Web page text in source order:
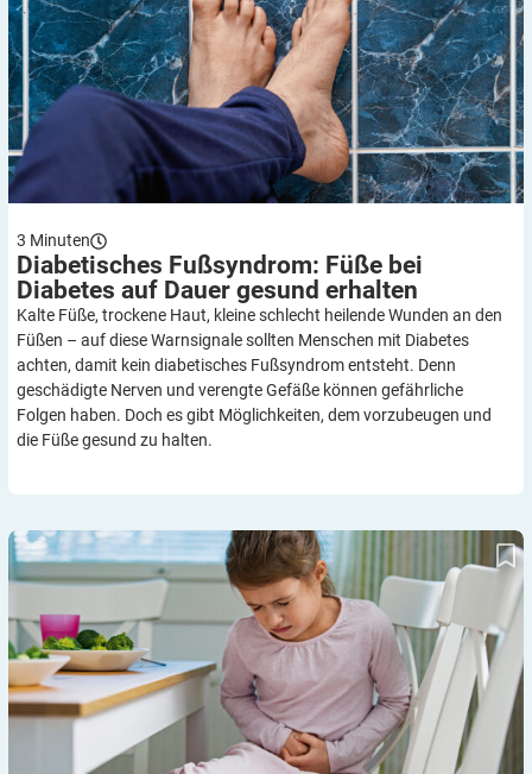
3 Minuten
Diabetisches Fußsyndrom: Füße bei
Diabetes auf Dauer gesund erhalten
Kalte Füße, trockene Haut, kleine schlecht heilende Wunden an den
Füßen – auf diese Warnsignale sollten Menschen mit Diabetes
achten, damit kein diabetisches Fußsyndrom entsteht. Denn
geschädigte Nerven und verengte Gefäße können gefährliche
Folgen haben. Doch es gibt Möglichkeiten, dem vorzubeugen und
die Füße gesund zu halten.
Diabetische Ketoazidose – Teil 1: Schwere
Stoffwechselentgleisung verstehen, erkennen, verhindern